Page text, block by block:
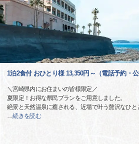
1泊2食付 おひとり様 13,350円～（電話予約・公
＼宮崎県内にお住まいの皆様限定／
夏限定！お得な県民プランをご用意しました。
絶景と天然温泉に癒される、近場で叶う贅沢なひと
…続きを読む